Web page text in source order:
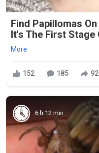
Find Papillomas
It's The First Stage
More
152 185 92
6 h 12 min